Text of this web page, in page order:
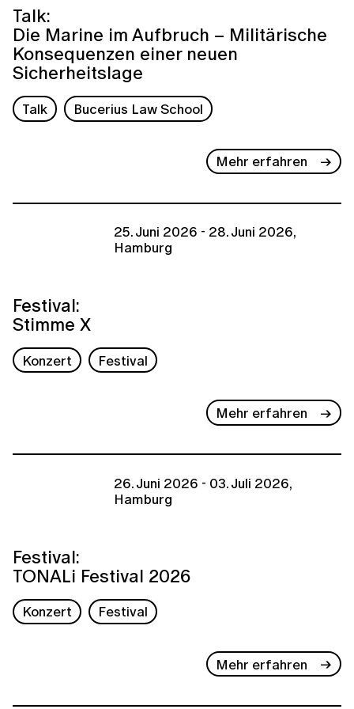
Talk:
Die Marine im Aufbruch – Militärische
Konsequenzen einer neuen
Sicherheitslage
Talk Bucerius Law School
Mehr erfahren
25. Juni 2026 - 28. Juni 2026,
Hamburg
Festival:
Stimme X
Konzert Festival
Mehr erfahren
26. Juni 2026 - 03. Juli 2026,
Hamburg
Festival:
TONALi Festival 2026
Konzert Festival
Mehr erfahren